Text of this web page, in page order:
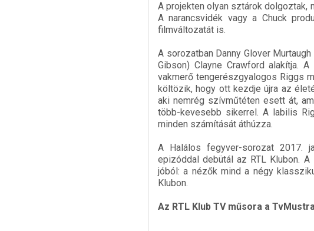
A projekten olyan sztárok dolgoztak,
A narancsvidék vagy a Chuck
filmváltozatát is.
A sorozatban Danny Glover
Gibson) Clayne Crawford alakítja.
vakmerő tengerészgyalogos Riggs
költözik, hogy ott kezdje újra az
aki nemrég szívműtéten esett át,
több-kevesebb sikerrel. A labilis
minden számítását áthúzza.
A Halálos fegyver-sorozat 2017.
epizóddal debütál az RTL Klubon.
jóból: a nézők mind a négy
Klubon.
Az RTL Klub TV műsora a